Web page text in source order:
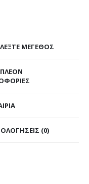
ΜΕΓΕΘΟΣ
(0)